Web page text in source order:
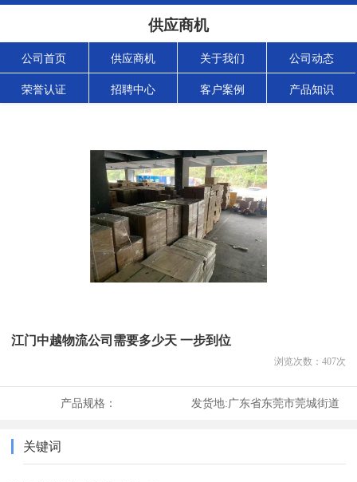
供应商机
公司首页 供应商机 关于我们 公司动态
荣誉认证 招聘中心 客户案例 产品知识
江门中越物流公司需要多少天 一步到位
浏览次数： 407次
产品规格： 发货地:广东省东莞市莞城街道
关键词